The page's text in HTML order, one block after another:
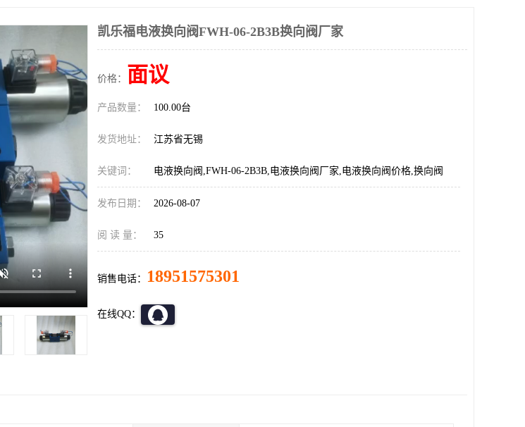
凯乐福电液换向阀FWH-06-2B3B换向阀厂家
价格： 面议
产品数量： 100.00台
发货地址： 江苏省无锡
关键词： 电液换向阀,FWH-06-2B3B,电液换向阀厂家,电液换向阀价格,换向阀
发布日期： 2026-08-07
阅 读 量： 35
销售电话： 18951575301
在线QQ：